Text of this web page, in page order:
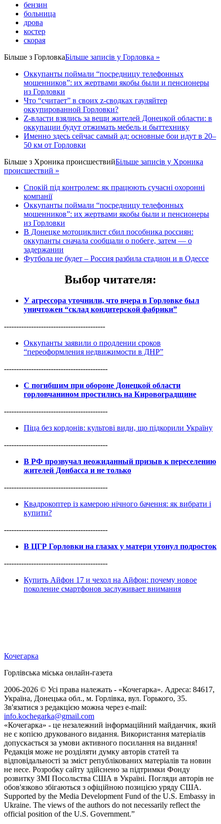
бензин
больница
дрова
костер
скорая
Більше з ГорловкаБільше записів у Горловка »
Оккупанты поймали “посредницу телефонных
мошенников”: их жертвами якобы были и пенсионеры
из Горловки
Что “считает” в своих z-сводках гауляйтер
оккупированной Горловки?
Z-власти взялись за вещи жителей Донецкой области: в
оккупации будут отжимать мебель и быттехнику
Именно здесь сейчас самый ад: основные бои идут в 20–
50 км от Горловки
Більше з Хроника происшествийБільше записів у Хроника
происшествий »
Спокій під контролем: як працюють сучасні охоронні
компанії
Оккупанты поймали “посредницу телефонных
мошенников”: их жертвами якобы были и пенсионеры
из Горловки
В Донецке мотоциклист сбил пособника россиян:
оккупанты сначала сообщали о побеге, затем — о
задержании
Футбола не будет – Россия разбила стадион и в Одессе
Выбор читателя:
У агрессора уточнили, что вчера в Горловке был
уничтожен “склад кондитерской фабрики”
-----------------------------------------
Оккупанты заявили о продлении сроков
“переоформления недвижимости в ДНР”
------------------------------------------
С погибшим при обороне Донецкой области
горловчанином простились на Кировоградщине
------------------------------------------
Піца без кордонів: культові види, що підкорили Україну
------------------------------------------
В РФ прозвучал неожиданный призыв к переселению
жителей Донбасса и не только
------------------------------------------
Квадрокоптер із камерою нічного бачення: як вибрати і
купити?
------------------------------------------
В ЦГР Горловки на глазах у матери утонул подросток
------------------------------------------
Купить Айфон 17 и чехол на Айфон: почему новое
поколение смартфонов заслуживает внимания
Кочегарка
Горлівська міська онлайн-газета
2006-2026 © Усі права належать - «Кочегарка». Адреса: 84617,
Україна, Донецька обл., м. Горлівка, вул. Горького, 35.
Зв'язатися з редакцією можна через e-mail:
info.kochegarka@gmail.com
«Кочегарка» - це незалежний інформаційний майданчик, який
не є копією друкованого видання. Використання матеріалів
допускається за умови активного посилання на видання!
Редакція може не розділяти думку авторів статей та
відповідальності за зміст републікованих матеріалів та новин
не несе. Розробку сайту здійснено за підтримки Фонду
розвитку ЗМІ Посольства США в Україні. Погляди авторів не
обов'язково збігаються з офіційною позицією уряду США.
Supported by the Media Development Fund of the U.S. Embassy in
Ukraine. The views of the authors do not necessarily reflect the
official position of the U.S. Government.”